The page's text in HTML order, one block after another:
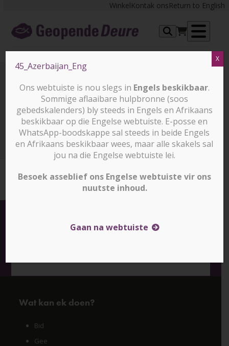
content
WinkelKontak onsReturn to English
45_Azerbaijan_Eng
Kan jy hierdie 10 lande volgens hul toeriste-attraksies
identifiseer?
45_Azerbaijan_Eng
en help om God se Koninkryk uit te bou
Wat kan ek doen?
Bid
Gee
45_Azerbaijan_Eng
Ons webtuiste is nou slegs in Engels beskikbaar.
Sommige aflaaibare hulpbronne (soos
gebedskalenders) bly steeds in Engels en Afrikaans
beskikbaar op die Engelse webtuiste. E-posse en
WhatsApp-boodskappe sal steeds in beide Engels
en Afrikaans beskikbaar wees, maar alle skakels sal
jou na die Engelse webtuiste lei.
Besoek asseblief ons Engelse webtuiste vir ons
nuutste inhoud.
Gaan na webtuiste
X